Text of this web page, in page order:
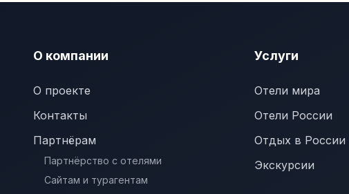
О компании
О проекте
Контакты
Партнёрам
Партнёрство с отелями
Сайтам и турагентам
Услуги
Отели мира
Отели России
Отдых в России
Экскурсии